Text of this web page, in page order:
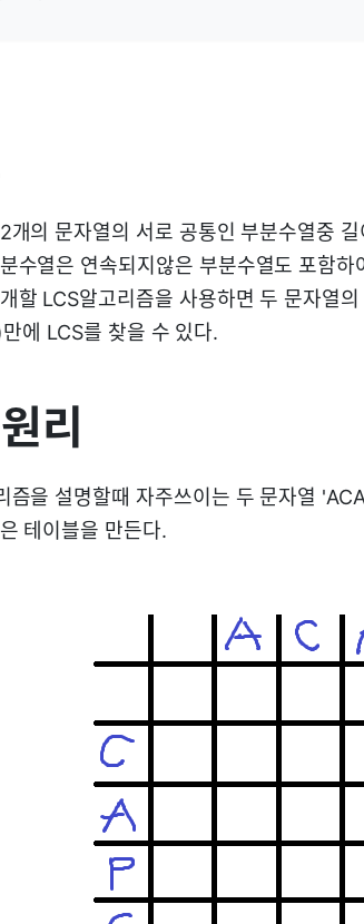
개의 문자열의 서로 공통인 부분수열중
수열은 연속되지않은 부분수열도 포함하
할 LCS알고리즘을 사용하면 두 문자열
에 LCS를 찾을 수 있다.
리
즘을 설명할때 자주쓰이는 두 문자열
테이블을 만든다.